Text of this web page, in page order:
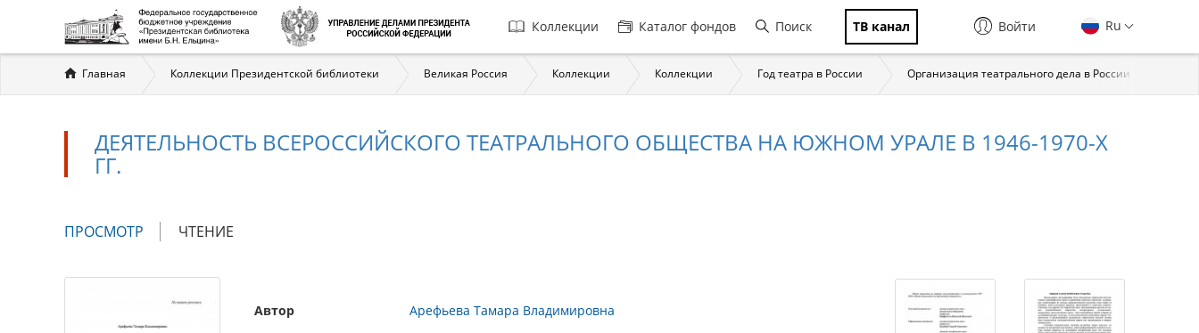
Главная
навигация
Коллекции Каталог фондов Поиск ТВ канал Ru
Войти
Вы
здесь
Главная Коллекции Президентской библиотеки Великая Россия Коллекции Коллекции Год театра в России Организация театрального дела в России
ДЕЯТЕЛЬНОСТЬ ВСЕРОССИЙСКОГО ТЕАТРАЛЬНОГО ОБЩЕСТВА НА ЮЖНОМ УРАЛЕ В 1946-1970-Х
ГГ.
Главные
ПРОСМОТР (АКТИВНАЯ
ЧТЕНИЕ
Автор
Арефьева Тамара Владимировна